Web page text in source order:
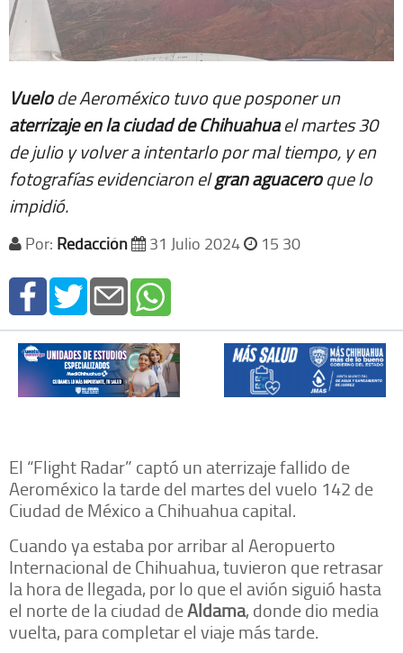
Vuelode Aeroméxico tuvo que posponer un
aterrizaje en la ciudad de Chihuahuael martes 30
de julio y volver a intentarlo por mal tiempo, y en
fotografías evidenciaron elgran aguaceroque lo
impidió.
Por: Redacción 31 Julio 2024 15 30
El “Flight Radar” captó un aterrizaje fallido de
Aeroméxico la tarde del martes del vuelo 142 de
Ciudad de México a Chihuahua capital.
Cuando ya estaba por arribar al Aeropuerto
Internacional de Chihuahua, tuvieron que retrasar
la hora de llegada, por lo que el avión siguió hasta
el norte de la ciudad deAldama, donde dio media
vuelta, para completar el viaje más tarde.